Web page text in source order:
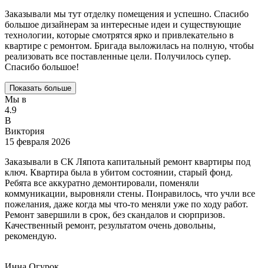
Заказывали мы тут отделку помещения и успешно. Спасибо
большое дизайнерам за интересные идеи и существующие
технологии, которые смотрятся ярко и привлекательно в
квартире с ремонтом. Бригада выложилась на полную, чтобы
реализовать все поставленные цели. Получилось супер.
Спасибо большое!
Показать больше
Мы в
4.9
В
Виктория
15 февраля 2026
Заказывали в СК Ляпота капитальный ремонт квартиры под
ключ. Квартира была в убитом состоянии, старый фонд.
Ребята все аккуратно демонтировали, поменяли
коммуникации, выровняли стены. Понравилось, что учли все
пожелания, даже когда мы что-то меняли уже по ходу работ.
Ремонт завершили в срок, без скандалов и сюрпризов.
Качественный ремонт, результатом очень довольны,
рекомендую.